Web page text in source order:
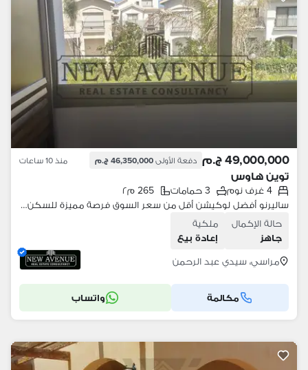
49,000,000 ج.م دفعة الأولى46,350,000 ج.م منذ 10 ساعات
توين هاوس
4 غرف نوم 3 حمامات
265 م٢
ساليرنو أفضل لوكيشن أقل من سعر السوق فرصة مميزة للسكن والاستثمار
حالة الإكمال
جاهز
ملكية
إعادة بيع
مراسي، سيدي عبد الرحمن
مكالمة واتساب